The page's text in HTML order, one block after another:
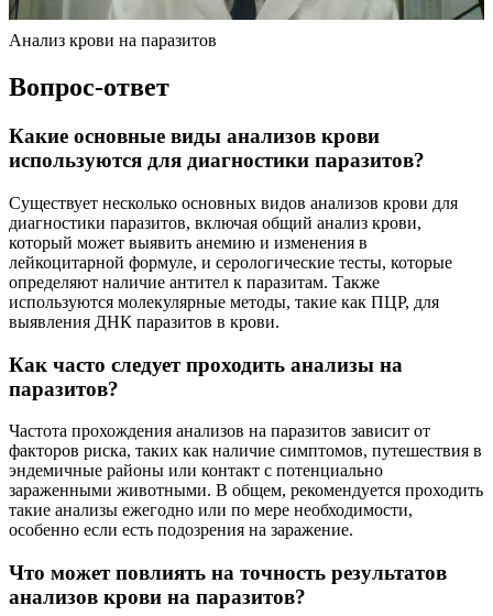
Анализ крови на паразитов
Вопрос-ответ
Какие основные виды анализов крови
используются для диагностики паразитов?
Существует несколько основных видов анализов крови для
диагностики паразитов, включая общий анализ крови,
который может выявить анемию и изменения в
лейкоцитарной формуле, и серологические тесты, которые
определяют наличие антител к паразитам. Также
используются молекулярные методы, такие как ПЦР, для
выявления ДНК паразитов в крови.
Как часто следует проходить анализы на
паразитов?
Частота прохождения анализов на паразитов зависит от
факторов риска, таких как наличие симптомов, путешествия в
эндемичные районы или контакт с потенциально
зараженными животными. В общем, рекомендуется проходить
такие анализы ежегодно или по мере необходимости,
особенно если есть подозрения на заражение.
Что может повлиять на точность результатов
анализов крови на паразитов?